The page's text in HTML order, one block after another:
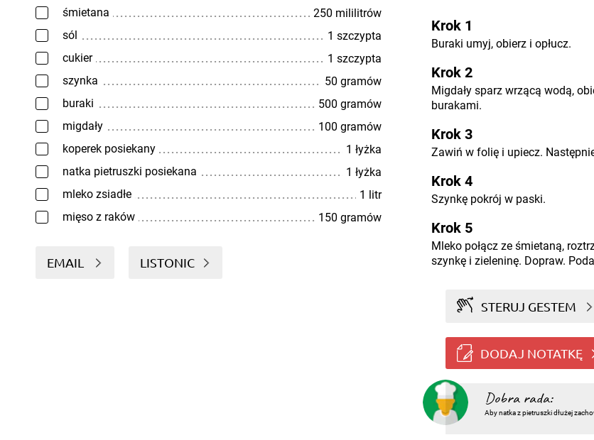
śmietana
250 mililitrów
sól
1 szczypta
cukier
1 szczypta
szynka
50 gramów
buraki
500 gramów
migdały
100 gramów
koperek posiekany
1 łyżka
natka pietruszki posiekana
1 łyżka
mleko zsiadłe
1 litr
mięso z raków
150 gramów
EMAIL LISTONIC
Krok 1
Buraki umyj, obierz i opłucz.
Krok 2
Migdały sparz wrzącą wodą,
burakami.
Krok 3
Zawiń w folię i upiecz.
Krok 4
Szynkę pokrój w paski.
Krok 5
Mleko połącz ze śmietaną,
szynkę i zieleninę. Dopraw.
STERUJ GESTEM
DODAJ NOTATKĘ
Dobra rada:
Aby natka z pietruszki dłużej